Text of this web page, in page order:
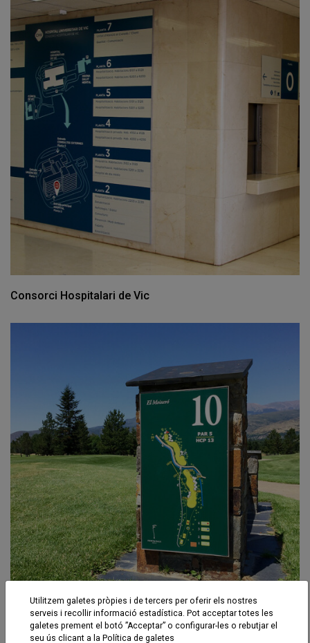
Consorci Hospitalari de Vic
Fontanal Golf Club
Utilitzem galetes pròpies i de tercers per oferir els nostres
serveis i recollir informació estadística. Pot acceptar totes les
galetes prement el botó ”Acceptar” o configurar-les o rebutjar el
seu ús clicant a la Política de galetes